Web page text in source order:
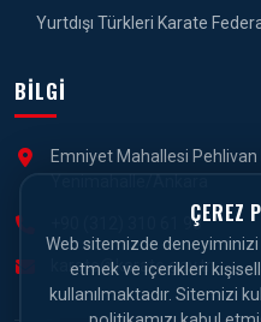
Yurtdışı Türkleri Karate
BILGI
Emniyet Mahallesi
+90 (312) 310 61 90
karate@karate.gov.tr
ÇEREZ
Web sitemizde
etmek ve içerikleri
kullanılmaktadır. Sitemizi